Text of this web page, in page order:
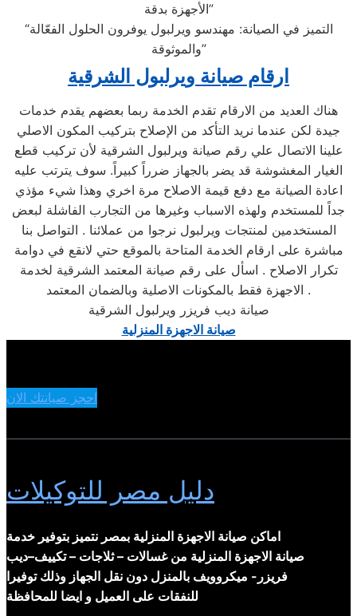
الأجهزة بدقة”
“التميز في الصيانة: مهندسو ويرلبول يوفرون الحلول الفعّالة
والموثوقة”
ارقام صيانة ويرلبول الشرقية
هناك العديد من الارقام تقدم الخدمة ربما بعضهم يقدم خدمات
جيدة لكن عندما نريد التأكد من الإصلاح بتركيب المكون الاصلي
علينا الاتصال علي رقم صيانة ويرلبول الشرقية لأن تركيب قطع
الغيار المغشوشة قد يضر بالجهاز ضرراً كبيراً. سوف يترتب عليه
اعادة الصيانة مع دفع قيمة الاصلاح مرة اخري وهذا شيء مؤذي
جداً للمستخدم ولهذه الاسباب وغيرها من التجارب الفاشلة لبعض
المستخدمين لمنتجات ويرلبول نرجوا من عملائنا . التواصل بنا
مباشرة على ارقام الخدمة المتاحة بالموقع حتي لانقع في دوامة
تكرار الاصلاح . اسأل على رقم صيانة المعتمد الشرقية لخدمة
الاجهزة فقط بالمكونات الاصلية وبالضمان المعتمد .
صيانة ديب فريزر ويرلبول الشرقية
صيانة الاجهزة المنزلية
احجز صيانتك الان
دليل مصر للتوكيلات
اماكن صيانة الاجهزة المنزلية بمصر نتميز بتوفير خدمة
صيانة الاجهزة المنزلية من غسالات – ثلاجات – تكييف–ديب
فريزر- ميكروويف بالمنزل دون نقل الجهاز وذلك توفيرا
للنفقات على العميل و ايضا للمحافظة